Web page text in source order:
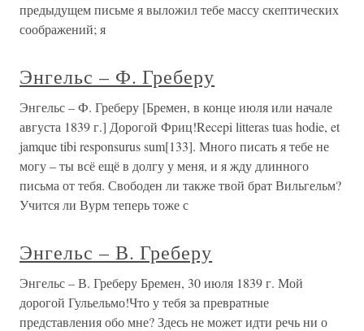
предыдущем письме я выложил тебе массу скептических
соображений; я
Энгельс – Ф. Греберу
Энгельс – Ф. Греберу [Бремен, в конце июля или начале
августа 1839 г.] Дорогой Фриц!Recepi litteras tuas hodie, et
jamque tibi responsurus sum[133]. Много писать я тебе не
могу – ты всё ещё в долгу у меня, и я жду длинного
письма от тебя. Свободен ли также твой брат Вильгельм?
Учится ли Вурм теперь тоже с
Энгельс – В. Греберу
Энгельс – В. Греберу Бремен, 30 июля 1839 г. Мой
дорогой Гульельмо!Что у тебя за превратные
представления обо мне? Здесь не может идти речь ни о